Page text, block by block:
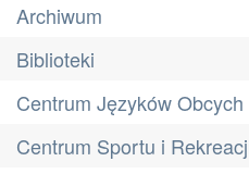
Archiwum
Biblioteki
Centrum Języków Obcych
Centrum Sportu i